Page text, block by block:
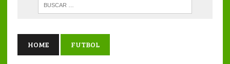
HOME FUTBOL